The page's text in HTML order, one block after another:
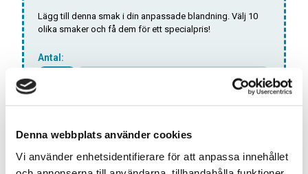
Denna webbplats använder cookies
Vi använder enhetsidentifierare för att anpassa innehållet
Lägg till denna smak i din anpassade blandning. Välj 10
olika smaker och få dem för ett specialpris!
Antal: